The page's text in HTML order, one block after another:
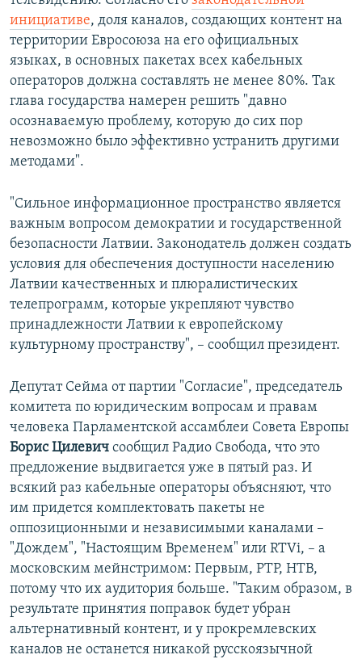
инициативе, доля каналов, создающих контент на
территории Евросоюза на его официальных
языках, в основных пакетах всех кабельных
операторов должна составлять не менее 80%. Так
глава государства намерен решить "давно
осознаваемую проблему, которую до сих пор
невозможно было эффективно устранить другими
методами".
"Сильное информационное пространство является
важным вопросом демократии и государственной
безопасности Латвии. Законодатель должен создать
условия для обеспечения доступности населению
Латвии качественных и плюралистических
телепрограмм, которые укрепляют чувство
принадлежности Латвии к европейскому
культурному пространству", – сообщил президент.
Депутат Сейма от партии "Согласие", председатель
комитета по юридическим вопросам и правам
человека Парламентской ассамблеи Совета Европы
Борис Цилевич сообщил Радио Свобода, что это
предложение выдвигается уже в пятый раз. И
всякий раз кабельные операторы объясняют, что
им придется комплектовать пакеты не
оппозиционными и независимыми каналами –
"Дождем", "Настоящим Временем" или RTVi, – а
московским мейнстримом: Первым, РТР, НТВ,
потому что их аудитория больше. "Таким образом, в
результате принятия поправок будет убран
альтернативный контент, и у прокремлевских
каналов не останется никакой русскоязычной